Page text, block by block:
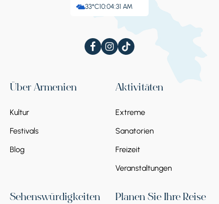
33°C10:04:32 AM
Über Armenien
Kultur
Festivals
Blog
Aktivitäten
Extreme
Sanatorien
Freizeit
Veranstaltungen
Sehenswürdigkeiten Planen Sie Ihre Reise